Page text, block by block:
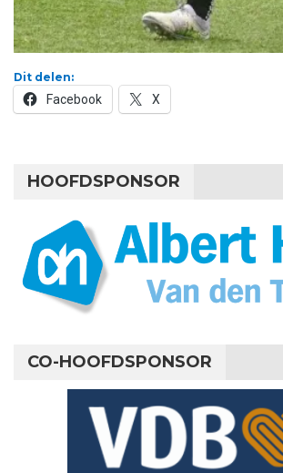
Dit delen:
Facebook X
HOOFDSPONSOR
CO-HOOFDSPONSOR